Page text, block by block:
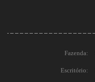
Fazenda:
Escritório: